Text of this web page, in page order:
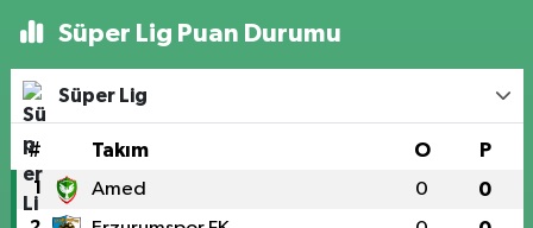
Süper Lig Puan Durumu
Süper Lig
# Takım O P
1 Amed 0 0